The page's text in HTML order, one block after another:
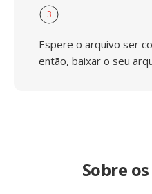
3
Espere o arquivo ser
então, baixar o seu
Sobre